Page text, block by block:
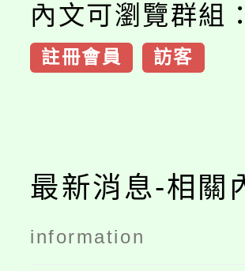
內文可瀏覽群組：
註冊會員 訪客
最新消息-相關
information